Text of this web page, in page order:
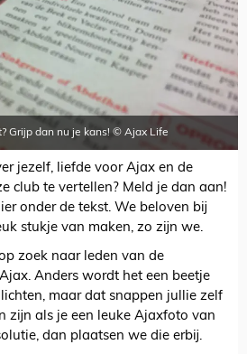
Grijp dan nu je kans! © Ajax Life
jezelf, liefde voor Ajax en de
club te vertellen? Meld je dan aan!
onder de tekst. We beloven bij
stukje van maken, zo zijn we.
zoek naar leden van de
Anders wordt het een beetje
maar dat snappen jullie zelf
zijn als je een leuke Ajaxfoto van
dan plaatsen we die erbij.